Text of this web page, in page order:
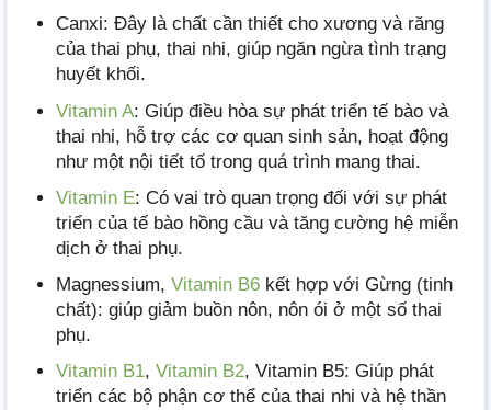
Canxi: Đây là chất cần thiết cho xương và răng
của thai phụ, thai nhi, giúp ngăn ngừa tình trạng
huyết khối.
Vitamin A: Giúp điều hòa sự phát triển tế bào và
thai nhi, hỗ trợ các cơ quan sinh sản, hoạt động
như một nội tiết tố trong quá trình mang thai.
Vitamin E: Có vai trò quan trọng đối với sự phát
triển của tế bào hồng cầu và tăng cường hệ miễn
dịch ở thai phụ.
Magnessium, Vitamin B6 kết hợp với Gừng (tinh
chất): giúp giảm buồn nôn, nôn ói ở một số thai
phụ.
Vitamin B1, Vitamin B2, Vitamin B5: Giúp phát
triển các bộ phận cơ thể của thai nhi và hệ thần